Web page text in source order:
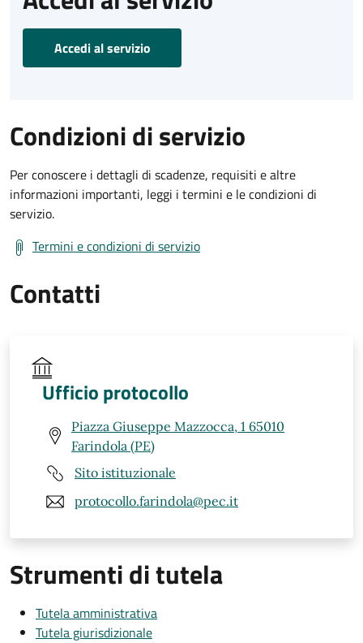
Accedi al servizio
Condizioni di servizio
Per conoscere i dettagli di scadenze, requisiti e altre
informazioni importanti, leggi i termini e le condizioni di
servizio.
Termini e condizioni di servizio
Contatti
Ufficio protocollo
Piazza Giuseppe Mazzocca, 1 65010
Farindola (PE)
Sito istituzionale
protocollo.farindola@pec.it
Strumenti di tutela
Tutela amministrativa
Tutela giurisdizionale